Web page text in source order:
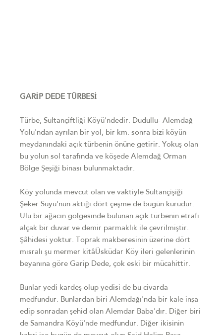
GARİP DEDE TÜRBESİ
Türbe, Sultançiftliği Köyü'ndedir. Dudullu- Alemdağ
Yolu'ndan ayrılan bir yol, bir km. sonra bizi köyün
meydanındaki açık türbenin önüne getirir. Yokuş olan
bu yolun sol tarafında ve köşede Alemdağ Orman
Bölge Şeşiği binası bulunmaktadır.
Köy yolunda mevcut olan ve vaktiyle Sultançişiği
Şeker Suyu'nun aktığı dört çeşme de bugün kurudur.
Ulu bir ağacın gölgesinde bulunan açık türbenin etrafı
alçak bir duvar ve demir parmaklık ile çevrilmiştir.
Şâhidesi yoktur. Toprak makberesinin üzerine dört
mısralı şu mermer kitâÜsküdar Köy ileri gelenlerinin
beyanına göre Garip Dede, çok eski bir mücahittir.
Bunlar yedi kardeş olup yedisi de bu civarda
medfundur. Bunlardan biri Alemdağı'nda bir kale inşa
edip sonradan şehid olan Alemdar Baba'dır. Diğer biri
de Samandra Köyü'nde medfundur. Diğer ikisinin